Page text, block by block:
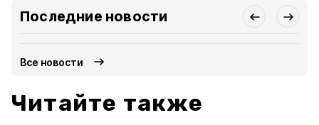
Последние новости
Все новости
Читайте также